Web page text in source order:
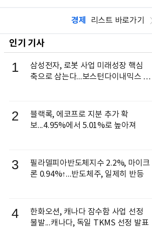
경제 리스트 바로가기
인기 기사
1
삼성전자, 로봇 사업 미래성장 핵심
축으로 삼는다...보스턴다이내믹스 출
2
블랙록, 에코프로 지분 추가 확
보...4.95%에서 5.01%로 높아져
3
필라델피아반도체지수 2.2%, 마이크
론 0.94%↑...반도체주, 일제히 반등
4
한화오션, 캐나다 잠수함 사업 선정
불발...캐나다, 독일 TKMS 선정 발표